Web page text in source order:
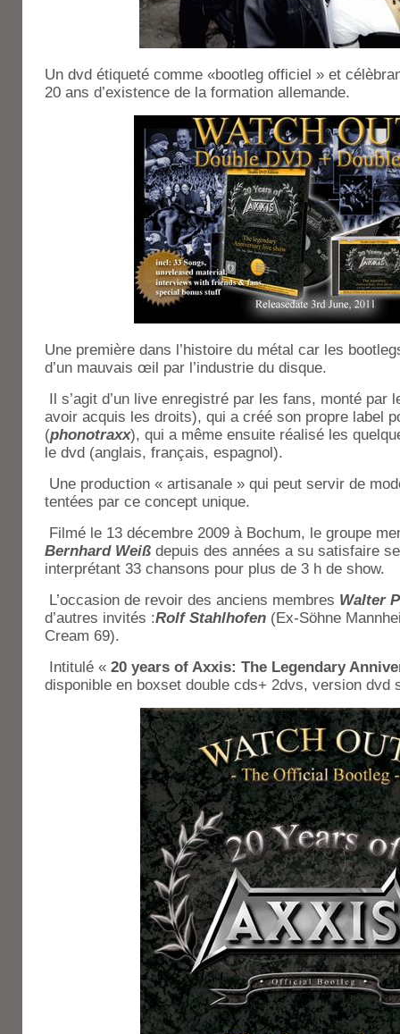
Un dvd étiqueté comme «bootleg officiel » et
20 ans d’existence de la formation allemande.
Une première dans l’histoire du métal car les
d’un mauvais œil par l’industrie du disque.
Il s’agit d’un live enregistré par les fans, monté par
avoir acquis les droits), qui a créé son propre label
(phonotraxx), qui a même ensuite réalisé les
le dvd (anglais, français, espagnol).
Une production « artisanale » qui peut servir de
tentées par ce concept unique.
Filmé le 13 décembre 2009 à Bochum, le groupe
Bernhard Weiß depuis des années a su satisfaire
interprétant 33 chansons pour plus de 3 h de show.
L’occasion de revoir des anciens membres Walter
d’autres invités :Rolf Stahlhofen (Ex-Söhne
Cream 69).
Intitulé « 20 years of Axxis: The Legendary
disponible en boxset double cds+ 2dvs, version dvd